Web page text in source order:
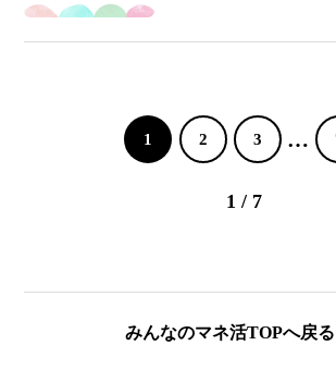
1 2 3 …
1 / 7
みんなのマネ活TOPへ戻る